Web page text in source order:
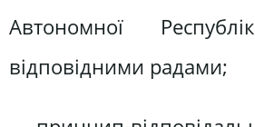
Автономної
відповідними радами;